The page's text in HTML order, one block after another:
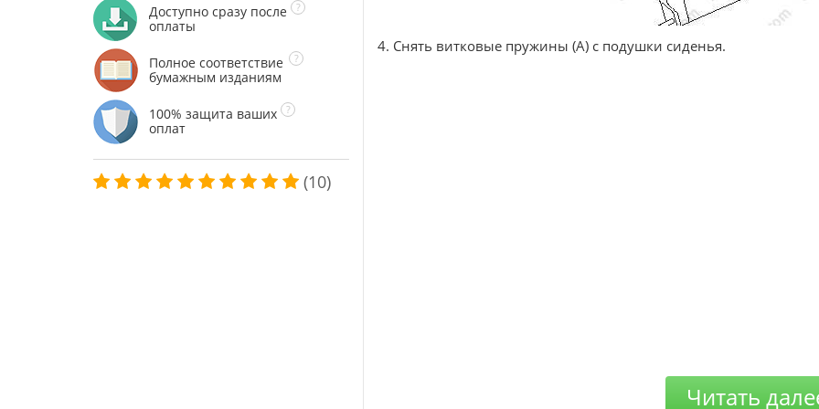
Доступно сразу после
оплаты
Полное соответствие
бумажным изданиям
100% защита ваших
оплат
(10)
4. Снять витковые пружины (А) с подушки сиденья.
Читать